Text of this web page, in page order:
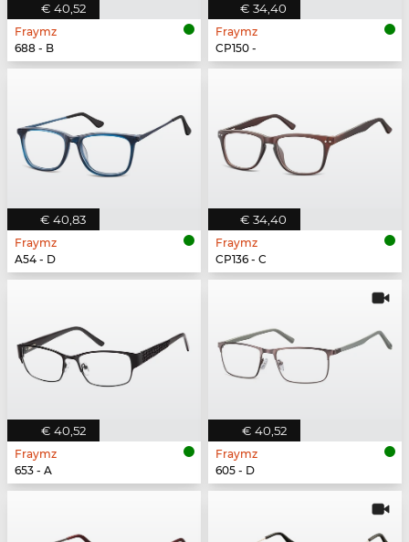
€ 40,52
Fraymz
688 - B
€ 34,40
Fraymz
CP150 -
€ 40,83
Fraymz
A54 - D
€ 34,40
Fraymz
CP136 - C
€ 40,52
Fraymz
653 - A
€ 40,52
Fraymz
605 - D